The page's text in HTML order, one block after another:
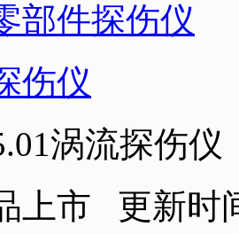
部件探伤仪
伤仪
涡流探伤仪
上市 更新时